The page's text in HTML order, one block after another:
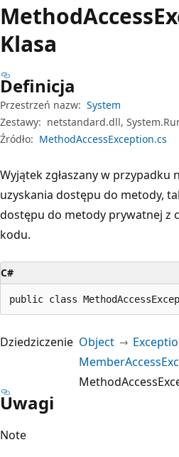
MethodAccess
Klasa
Definicja
Przestrzeń nazw: System
Zestawy: netstandard.dll,
Źródło: MethodAccessException.cs
Wyjątek zgłaszany w przypadku
uzyskania dostępu do metody,
dostępu do metody prywatnej z
kodu.
C#
public class
Dziedziczenie Object
Uwagi
Note